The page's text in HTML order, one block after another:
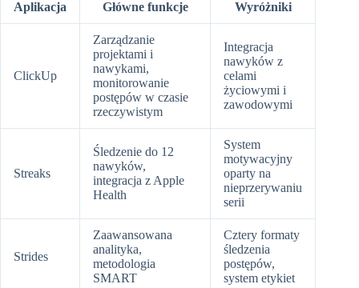
Aplikacja Główne funkcje Wyróżniki
ClickUp
Zarządzanie
projektami i
nawykami,
monitorowanie
postępów w czasie
rzeczywistym
Integracja
nawyków z
celami
życiowymi i
zawodowymi
Streaks
Śledzenie do 12
nawyków,
integracja z Apple
Health
System
motywacyjny
oparty na
nieprzerywaniu
serii
Strides
Zaawansowana
analityka,
metodologia
SMART
Cztery formaty
śledzenia
postępów,
system etykiet